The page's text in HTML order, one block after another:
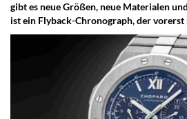
gibt es neue Größen, neue Materialen
ist ein Flyback-Chronograph, der